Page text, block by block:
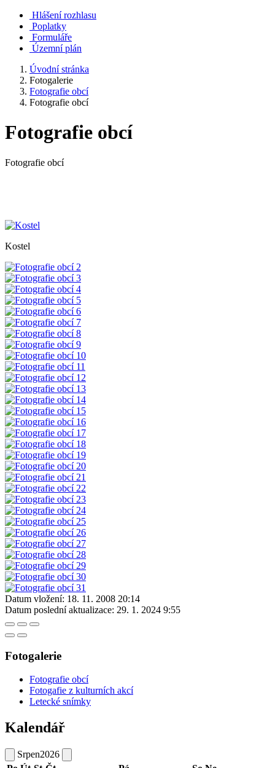
Hlášení rozhlasu
Poplatky
Formuláře
Územní plán
Úvodní stránka
Fotogalerie
Fotografie obcí
Fotografie obcí
Fotografie obcí
Fotografie obcí
Kostel
Datum vložení: 18. 11. 2008 20:14
Datum poslední aktualizace: 29. 1. 2024 9:55
Fotogalerie
Fotografie obcí
Fotogafie z kulturních akcí
Letecké snímky
Kalendář
Srpen2026